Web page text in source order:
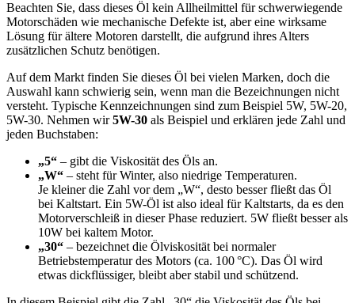
Beachten Sie, dass dieses Öl kein Allheilmittel für schwerwiegende
Motorschäden wie mechanische Defekte ist, aber eine wirksame
Lösung für ältere Motoren darstellt, die aufgrund ihres Alters
zusätzlichen Schutz benötigen.
Auf dem Markt finden Sie dieses Öl bei vielen Marken, doch die
Auswahl kann schwierig sein, wenn man die Bezeichnungen nicht
versteht. Typische Kennzeichnungen sind zum Beispiel 5W, 5W-20,
5W-30. Nehmen wir5W-30 als Beispiel und erklären jede Zahl und
jeden Buchstaben:
„5“ – gibt die Viskosität des Öls an.
„W“ – steht für Winter, also niedrige Temperaturen.
Je kleiner die Zahl vor dem „W“, desto besser fließt das Öl
bei Kaltstart. Ein 5W-Öl ist also ideal für Kaltstarts, da es den
Motorverschleiß in dieser Phase reduziert. 5W fließt besser als
10W bei kaltem Motor.
„30“ – bezeichnet die Ölviskosität bei normaler
Betriebstemperatur des Motors (ca. 100 °C). Das Öl wird
etwas dickflüssiger, bleibt aber stabil und schützend.